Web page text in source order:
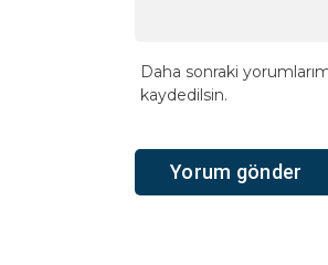
Daha sonraki
kaydedilsin.